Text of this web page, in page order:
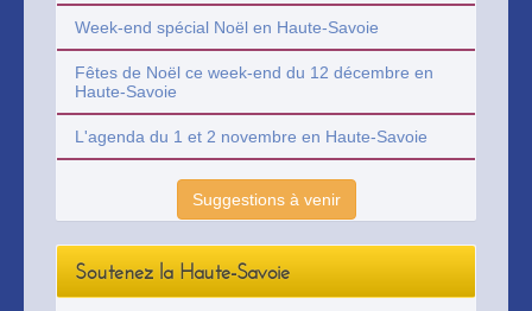
Week-end spécial Noël en Haute-Savoie
Fêtes de Noël ce week-end du 12 décembre en
Haute-Savoie
L'agenda du 1 et 2 novembre en Haute-Savoie
Suggestions à venir
Soutenez la Haute-Savoie